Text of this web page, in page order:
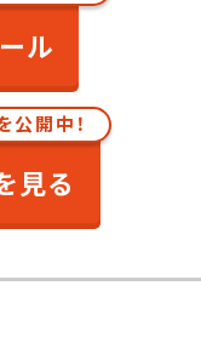
ル
開中！
見る